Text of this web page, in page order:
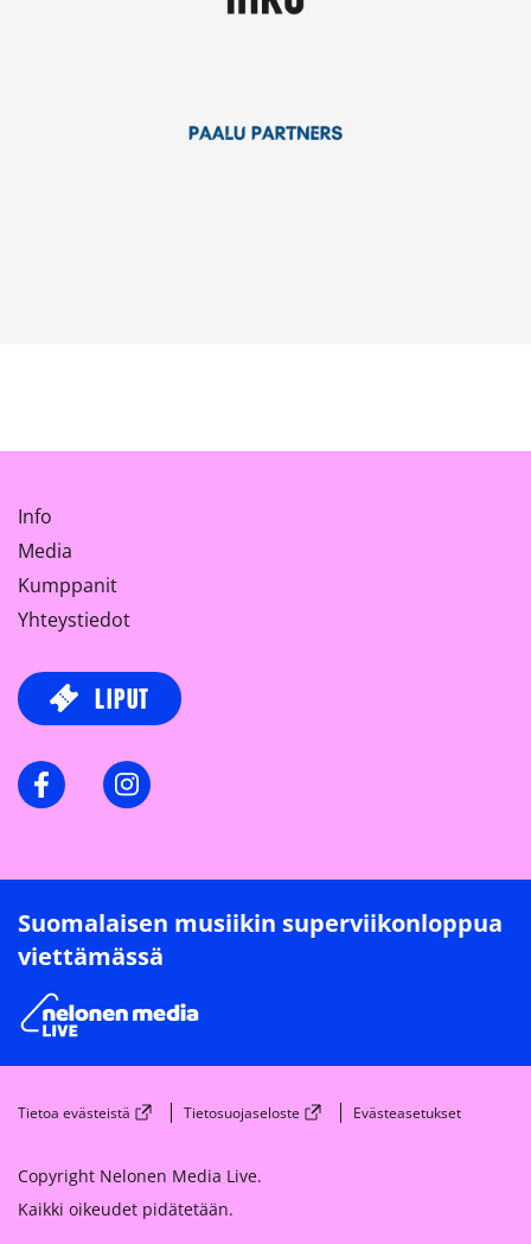
Info
Media
Kumppanit
Yhteystiedot
LIPUT
FacebookInstagram
Suomalaisen musiikin superviikonloppua
viettämässä
Tietoa evästeistä Tietosuojaseloste Evästeasetukset
Copyright Nelonen Media Live.
Kaikki oikeudet pidätetään.